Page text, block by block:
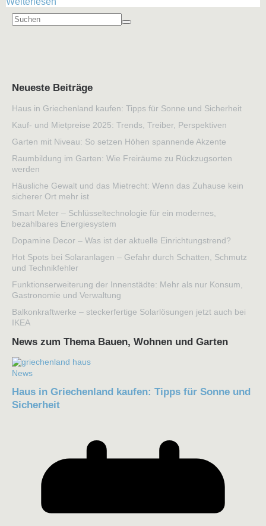
Neueste Beiträge
Haus in Griechenland kaufen: Tipps für Sonne und Sicherheit
Kauf- und Mietpreise 2025: Trends, Treiber, Perspektiven
Garten mit Niveau: So setzen Höhen spannende Akzente
Raumbildung im Garten: Wie Freiräume zu Rückzugsorten
werden
Häusliche Gewalt und das Mietrecht: Wenn das Zuhause kein
sicherer Ort mehr ist
Smart Meter – Schlüsseltechnologie für ein modernes,
bezahlbares Energiesystem
Dopamine Decor – Was ist der aktuelle Einrichtungstrend?
Hot Spots bei Solaranlagen – Gefahr durch Schatten, Schmutz
und Technikfehler
Funktionserweiterung der Innenstädte: Mehr als nur Konsum,
Gastronomie und Verwaltung
Balkonkraftwerke – steckerfertige Solarlösungen jetzt auch bei
IKEA
News zum Thema Bauen, Wohnen und Garten
News
Haus in Griechenland kaufen: Tipps für Sonne und
Sicherheit